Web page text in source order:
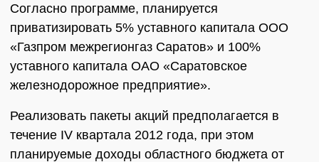
Согласно программе, планируется
приватизировать 5% уставного капитала ООО
«Газпром межрегионгаз Саратов» и 100%
уставного капитала ОАО «Саратовское
железнодорожное предприятие».
Реализовать пакеты акций предполагается в
течение IV квартала 2012 года, при этом
планируемые доходы областного бюджета от